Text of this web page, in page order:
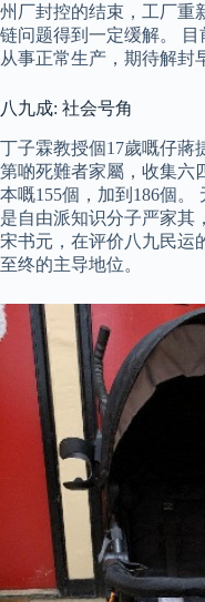
州厂封控的结束，工厂重
链问题得到一定缓解。
从事正常生产，期待解封
八九成: 社会号角
丁子霖教授個17歲嘅仔蔣
第啲死難者家屬，收集六
本嘅155個，加到186個
是自由派知识分子严家其
宋书元，在评价八九民运
至终的主导地位。